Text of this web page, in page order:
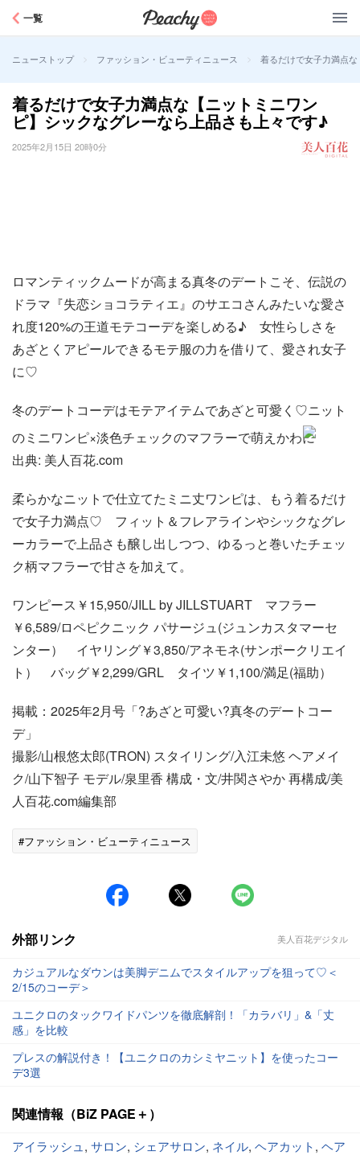
一覧
ニューストップ > ファッション・ビューティニュース > 着るだけで女子力満点
着るだけで女子力満点な【ニットミニワン
ピ】シックなグレーなら上品さも上々です♪
2025年2月15日 20時0分
ロマンティックムードが高まる真冬のデートこそ、伝説の
ドラマ『失恋ショコラティエ』のサエコさんみたいな愛さ
れ度120%の王道モテコーデを楽しめる♪ 女性らしさを
あざとくアピールできるモテ服の力を借りて、愛され女子
に♡
冬のデートコーデはモテアイテムであざと可愛く♡ニット
のミニワンピ×淡色チェックのマフラーで萌えかわに
出典: 美人百花.com
柔らかなニットで仕立てたミニ丈ワンピは、もう着るだけ
で女子力満点♡ フィット＆フレアラインやシックなグレ
ーカラーで上品さも醸し出しつつ、ゆるっと巻いたチェッ
ク柄マフラーで甘さを加えて。
ワンピース￥15,950/JILL by JILLSTUART マフラー
￥6,589/ロペピクニック パサージュ(ジュンカスタマーセ
ンター） イヤリング￥3,850/アネモネ(サンポークリエイ
ト） バッグ￥2,299/GRL タイツ￥1,100/満足(福助）
掲載：2025年2月号「?あざと可愛い?真冬のデートコー
デ」
撮影/山根悠太郎(TRON) スタイリング/入江未悠 ヘアメイ
ク/山下智子 モデル/泉里香 構成・文/井関さやか 再構成/美
人百花.com編集部
#ファッション・ビューティニュース
外部リンク 美人百花デジタル
カジュアルなダウンは美脚デニムでスタイルアップを狙って♡＜
2/15のコーデ＞
ユニクロのタックワイドパンツを徹底解剖！「カラバリ」&「丈
感」を比較
プレスの解説付き！【ユニクロのカシミヤニット】を使ったコー
デ3選
関連情報（BiZ PAGE＋）
アイラッシュ , サロン, シェアサロン, ネイル, ヘアカット, ヘア